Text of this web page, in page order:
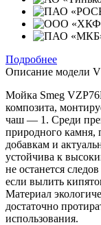
Подробнее
Описание модели
Мойка Smeg
композита,
чаш — 1. Среди
природного камня,
добавкам и
устойчива к
не останется
если вылить
Материал
достаточно
использования.